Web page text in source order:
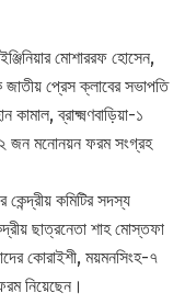
মোশাররফ হোসেন,
প্রেস ক্লাবের সভাপতি
কামাল, ব্রাক্ষ্মণবাড়িয়া-১
জন মনোনয়ন ফরম সংগ্রহ
কমিটির সদস্য
ছাত্রনেতা শাহ মোস্তফা
কোরাইশী, ময়মনসিংহ-৭
নিয়েছেন।